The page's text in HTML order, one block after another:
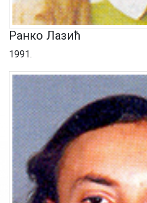
Ранко Лазић
1991.